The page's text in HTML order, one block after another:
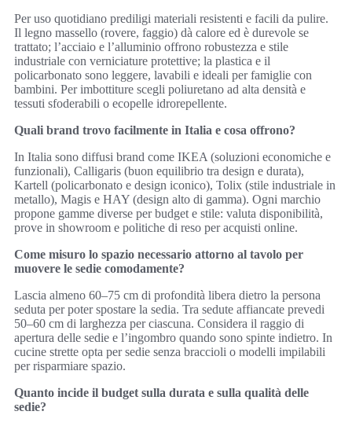
Per uso quotidiano prediligi materiali resistenti e facili da pulire.
Il legno massello (rovere, faggio) dà calore ed è durevole se
trattato; l’acciaio e l’alluminio offrono robustezza e stile
industriale con verniciature protettive; la plastica e il
policarbonato sono leggere, lavabili e ideali per famiglie con
bambini. Per imbottiture scegli poliuretano ad alta densità e
tessuti sfoderabili o ecopelle idrorepellente.
Quali brand trovo facilmente in Italia e cosa offrono?
In Italia sono diffusi brand come IKEA (soluzioni economiche e
funzionali), Calligaris (buon equilibrio tra design e durata),
Kartell (policarbonato e design iconico), Tolix (stile industriale in
metallo), Magis e HAY (design alto di gamma). Ogni marchio
propone gamme diverse per budget e stile: valuta disponibilità,
prove in showroom e politiche di reso per acquisti online.
Come misuro lo spazio necessario attorno al tavolo per
muovere le sedie comodamente?
Lascia almeno 60–75 cm di profondità libera dietro la persona
seduta per poter spostare la sedia. Tra sedute affiancate prevedi
50–60 cm di larghezza per ciascuna. Considera il raggio di
apertura delle sedie e l’ingombro quando sono spinte indietro. In
cucine strette opta per sedie senza braccioli o modelli impilabili
per risparmiare spazio.
Quanto incide il budget sulla durata e sulla qualità delle
sedie?